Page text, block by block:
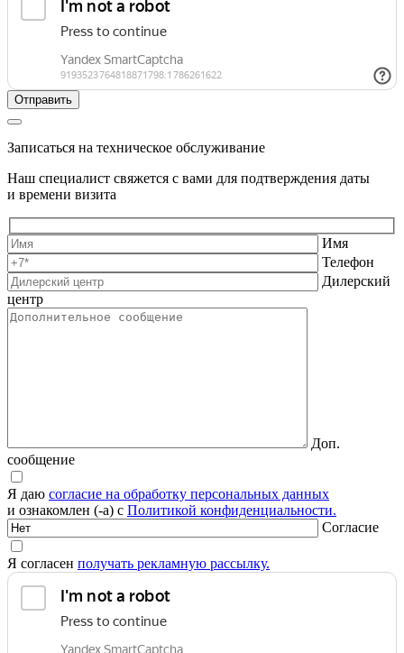
Записаться на техническое обслуживание
Наш специалист свяжется с вами для подтверждения даты
и времени визита
Имя
Телефон
Дилерский
центр
Доп.
сообщение
Я даю согласие на обработку персональных данных
и ознакомлен (-а) с Политикой конфиденциальности.
Согласие
Я согласен получать рекламную рассылку.